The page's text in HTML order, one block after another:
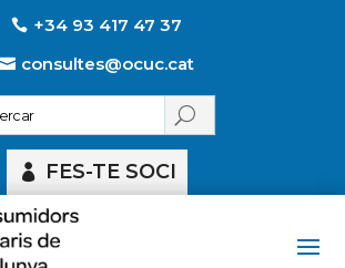
+34 93 417 47 37
consultes@ocuc.cat
FES-TE SOCI